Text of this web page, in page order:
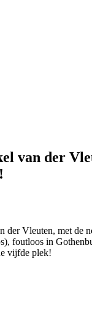
van der
der Vleuten, met de
foutloos in
vijfde plek!